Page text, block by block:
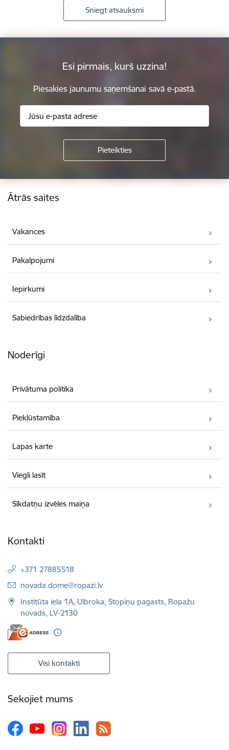
Sniegt atsauksmi
Esi pirmais, kurš uzzina!
Piesakies jaunumu saņemšanai savā e-pastā.
Kājene
Ātrās saites
Vakances
Pakalpojumi
Iepirkumi
Sabiedrības līdzdalība
Noderīgi
Privātuma politika
Piekļūstamība
Lapas karte
Viegli lasīt
Sīkdatņu izvēles maiņa
Kontakti
+371 27885518
E-pasts:
novada.dome@ropazi.lv
Institūta iela 1A, Ulbroka, Stopiņu pagasts, Ropažu
novads, LV-2130
Visi kontakti
Sekojiet mums